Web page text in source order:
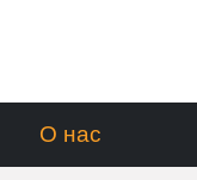
О нас